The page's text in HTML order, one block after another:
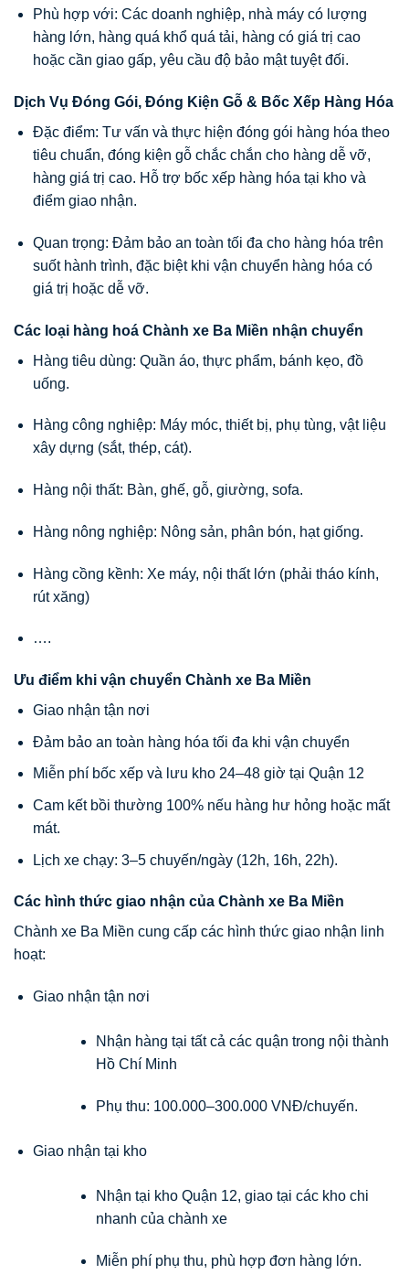
Phù hợp với: Các doanh nghiệp, nhà máy có lượng
hàng lớn, hàng quá khổ quá tải, hàng có giá trị cao
hoặc cần giao gấp, yêu cầu độ bảo mật tuyệt đối.
Dịch Vụ Đóng Gói, Đóng Kiện Gỗ & Bốc Xếp Hàng Hóa
Đặc điểm: Tư vấn và thực hiện đóng gói hàng hóa theo
tiêu chuẩn, đóng kiện gỗ chắc chắn cho hàng dễ vỡ,
hàng giá trị cao. Hỗ trợ bốc xếp hàng hóa tại kho và
điểm giao nhận.
Quan trọng: Đảm bảo an toàn tối đa cho hàng hóa trên
suốt hành trình, đặc biệt khi vận chuyển hàng hóa có
giá trị hoặc dễ vỡ.
Các loại hàng hoá Chành xe Ba Miền nhận chuyển
Hàng tiêu dùng: Quần áo, thực phẩm, bánh kẹo, đồ
uống.
Hàng công nghiệp: Máy móc, thiết bị, phụ tùng, vật liệu
xây dựng (sắt, thép, cát).
Hàng nội thất: Bàn, ghế, gỗ, giường, sofa.
Hàng nông nghiệp: Nông sản, phân bón, hạt giống.
Hàng cồng kềnh: Xe máy, nội thất lớn (phải tháo kính,
rút xăng)
….
Ưu điểm khi vận chuyển Chành xe Ba Miền
Giao nhận tận nơi
Đảm bảo an toàn hàng hóa tối đa khi vận chuyển
Miễn phí bốc xếp và lưu kho 24–48 giờ tại Quận 12
Cam kết bồi thường 100% nếu hàng hư hỏng hoặc mất
mát.
Lịch xe chạy: 3–5 chuyến/ngày (12h, 16h, 22h).
Các hình thức giao nhận của Chành xe Ba Miền
Chành xe Ba Miền cung cấp các hình thức giao nhận linh
hoạt:
Giao nhận tận nơi
Nhận hàng tại tất cả các quận trong nội thành
Hồ Chí Minh
Phụ thu: 100.000–300.000 VNĐ/chuyến.
Giao nhận tại kho
Nhận tại kho Quận 12, giao tại các kho chi
nhanh của chành xe
Miễn phí phụ thu, phù hợp đơn hàng lớn.